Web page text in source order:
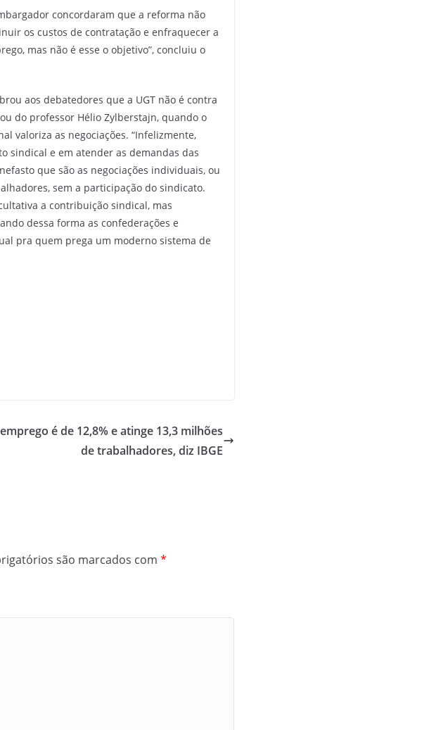
concordaram que a reforma não
os custos de contratação e enfraquecer a
mas não é esse o objetivo”, concluiu o
aos debatedores que a UGT não é contra
do professor Hélio Zylberstajn, quando o
valoriza as negociações. “Infelizmente,
sindical e em atender as demandas das
que são as negociações individuais, ou
sem a participação do sindicato.
a contribuição sindical, mas
dessa forma as confederações e
pra quem prega um moderno sistema de
é de 12,8% e atinge 13,3 milhões
de trabalhadores, diz IBGE
são marcados com *